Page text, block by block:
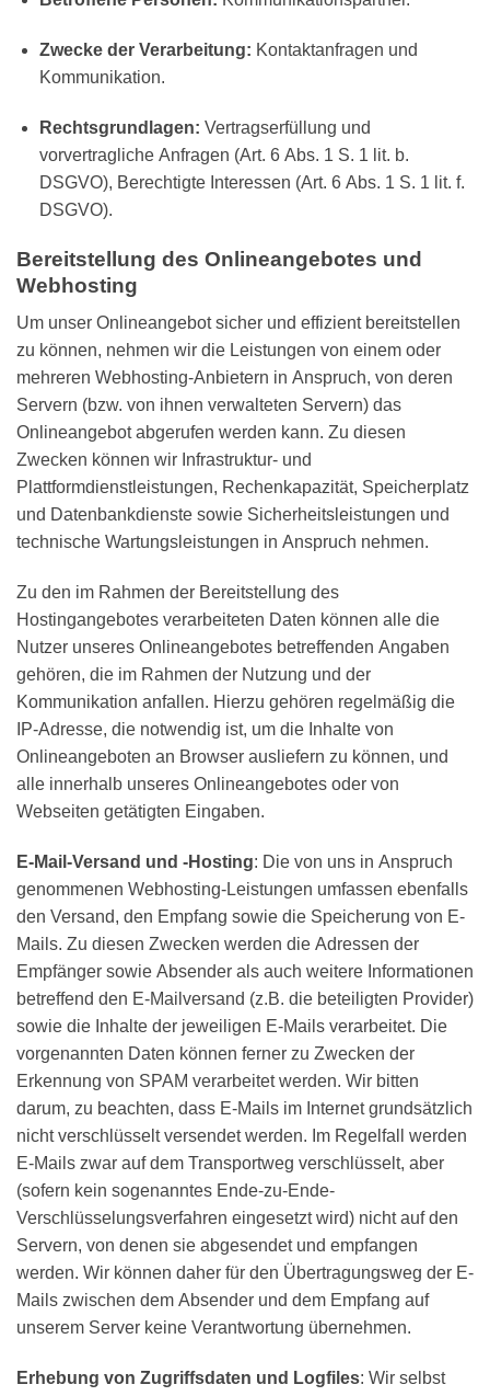
Zwecke der Verarbeitung: Kontaktanfragen und
Kommunikation.
Rechtsgrundlagen: Vertragserfüllung und
vorvertragliche Anfragen (Art. 6 Abs. 1 S. 1 lit. b.
DSGVO), Berechtigte Interessen (Art. 6 Abs. 1 S. 1 lit. f.
DSGVO).
Bereitstellung des Onlineangebotes und
Webhosting
Um unser Onlineangebot sicher und effizient bereitstellen
zu können, nehmen wir die Leistungen von einem oder
mehreren Webhosting-Anbietern in Anspruch, von deren
Servern (bzw. von ihnen verwalteten Servern) das
Onlineangebot abgerufen werden kann. Zu diesen
Zwecken können wir Infrastruktur- und
Plattformdienstleistungen, Rechenkapazität, Speicherplatz
und Datenbankdienste sowie Sicherheitsleistungen und
technische Wartungsleistungen in Anspruch nehmen.
Zu den im Rahmen der Bereitstellung des
Hostingangebotes verarbeiteten Daten können alle die
Nutzer unseres Onlineangebotes betreffenden Angaben
gehören, die im Rahmen der Nutzung und der
Kommunikation anfallen. Hierzu gehören regelmäßig die
IP-Adresse, die notwendig ist, um die Inhalte von
Onlineangeboten an Browser ausliefern zu können, und
alle innerhalb unseres Onlineangebotes oder von
Webseiten getätigten Eingaben.
E-Mail-Versand und -Hosting: Die von uns in Anspruch
genommenen Webhosting-Leistungen umfassen ebenfalls
den Versand, den Empfang sowie die Speicherung von E-
Mails. Zu diesen Zwecken werden die Adressen der
Empfänger sowie Absender als auch weitere Informationen
betreffend den E-Mailversand (z.B. die beteiligten Provider)
sowie die Inhalte der jeweiligen E-Mails verarbeitet. Die
vorgenannten Daten können ferner zu Zwecken der
Erkennung von SPAM verarbeitet werden. Wir bitten
darum, zu beachten, dass E-Mails im Internet grundsätzlich
nicht verschlüsselt versendet werden. Im Regelfall werden
E-Mails zwar auf dem Transportweg verschlüsselt, aber
(sofern kein sogenanntes Ende-zu-Ende-
Verschlüsselungsverfahren eingesetzt wird) nicht auf den
Servern, von denen sie abgesendet und empfangen
werden. Wir können daher für den Übertragungsweg der E-
Mails zwischen dem Absender und dem Empfang auf
unserem Server keine Verantwortung übernehmen.
Erhebung von Zugriffsdaten und Logfiles: Wir selbst